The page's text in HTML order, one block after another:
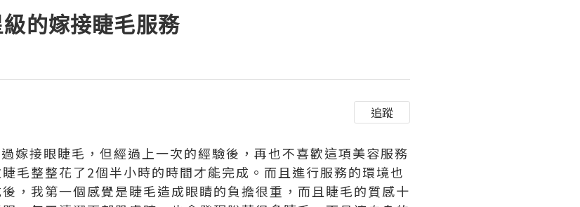
的嫁接睫毛服務
追蹤
嫁接眼睫毛，但經過上一次的經驗後，再也不喜歡這項美容服務
毛整整花了2個半小時的時間才能完成。而且進行服務的環境也
，我第一個感覺是睫毛造成眼睛的負擔很重，而且睫毛的質感十